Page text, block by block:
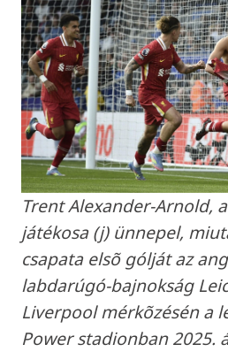
Trent Alexander-Arnold,
játékosa (j) ünnepel,
csapata elsõ gólját az
labdarúgó-bajnokság
Liverpool mérkõzésén a
Power stadionban 2025.